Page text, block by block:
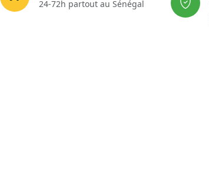
24-72h partout au Sénégal